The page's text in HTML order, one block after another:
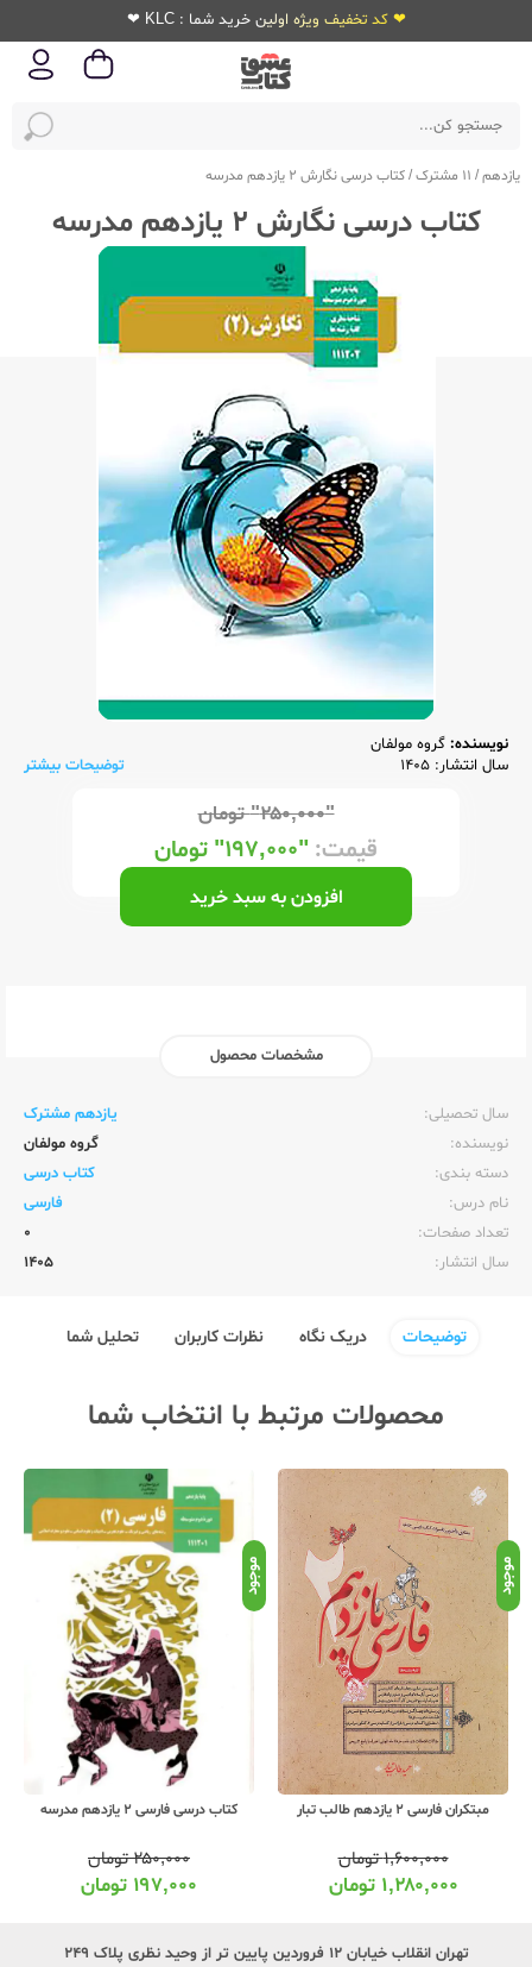
❤ کد تخفیف ویژه اولین خرید شما : KLC ❤
یازدهم/ 11 مشترک /کتاب درسی نگارش 2 یازدهم مدرسه
کتاب درسی نگارش 2 یازدهم مدرسه
نویسنده: گروه مولفان
سال انتشار: 1405
توضیحات بیشتر
"۲۵۰,۰۰۰" تومان
قیمت: "۱۹۷,۰۰۰" تومان
افزودن به سبد خرید
مشخصات محصول
سال تحصیلی:‌
یازدهم مشترک
نویسنده:‌
گروه مولفان
دسته بندی:
کتاب درسی
نام درس:
فارسی
تعداد صفحات:‌
0
سال انتشار:‌
1405
توضیحات دریک نگاه نظرات کاربران تحلیل شما
محصولات مرتبط با انتخاب شما
موجود
کتاب درسی فارسی 2 یازدهم مدرسه
۲۵۰,۰۰۰تومان
۱۹۷,۰۰۰ تومان
موجود
کیمیای ادب فارسی 2 یازدهم
۴۸۸,۰۰۰تومان
۳۸۵,۰۰۰تومان
تهران انقلاب خیابان ۱۲ فروردین پایین تر از وحید نظری پلاک ۲۴۹